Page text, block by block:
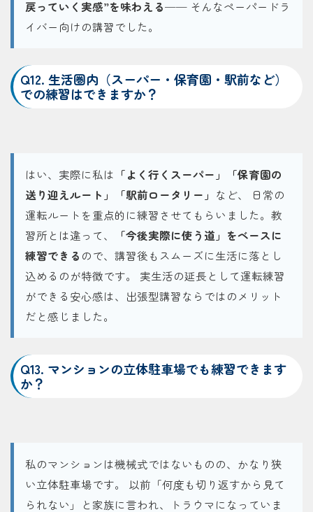
戻っていく実感”を味わえる── そんなペーパードラ
イバー向けの講習でした。
Q12. 生活圏内（スーパー・保育園・駅前など）
での練習はできますか？
はい、実際に私は 「よく行くスーパー」「保育園の
送り迎えルート」「駅前ロータリー」 など、 日常の
運転ルートを重点的に練習させてもらいました。教
習所とは違って、
「今後実際に使う道」をベースに
練習できる ので、講習後もスムーズに生活に落とし
込めるのが特徴です。 実生活の延長として運転練習
ができる安心感は、出張型講習ならではのメリット
だと感じました。
Q13. マンションの立体駐車場でも練習できます
か？
私のマンションは機械式ではないものの、かなり狭
い立体駐車場です。 以前「何度も切り返すから見て
られない」と家族に言われ、トラウマになっていま